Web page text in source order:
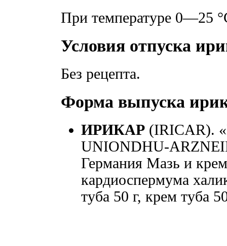
При температуре 0—25
Условия отпуска
Без рецепта.
Форма выпуска
ИРИКАР (IRICAR).
UNIONDHU-
Германия Мазь и
кардиоспермума
туба 50 г, крем туба